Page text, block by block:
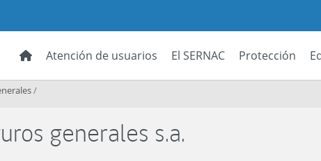
Atención de usuarios El SERNAC Protección
/
generales s.a.